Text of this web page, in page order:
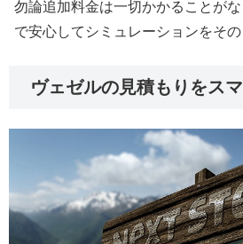
勿論追加料金は一切かかることが
で安心してシミュレーションをその
ヴェゼルの見積もりをス